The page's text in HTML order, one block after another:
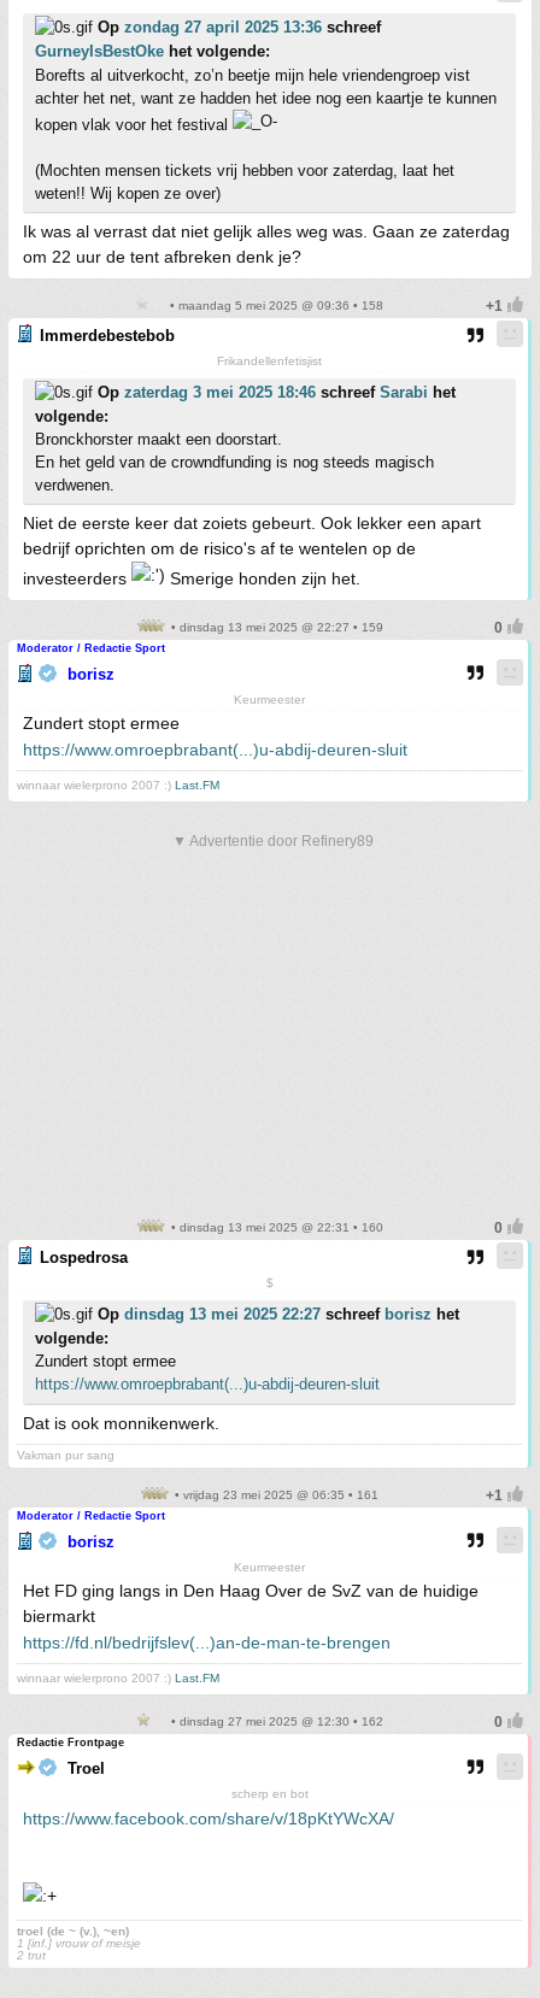
Op zondag 27 april 2025 13:36 schreef
GurneyIsBestOke het volgende:
Borefts al uitverkocht, zo’n beetje mijn hele vriendengroep vist
achter het net, want ze hadden het idee nog een kaartje te kunnen
kopen vlak voor het festival
(Mochten mensen tickets vrij hebben voor zaterdag, laat het
weten!! Wij kopen ze over)
Ik was al verrast dat niet gelijk alles weg was. Gaan ze zaterdag
om 22 uur de tent afbreken denk je?
• maandag 5 mei 2025 @ 09:36 • 158
Immerdebestebob
Frikandellenfetisjist
Op zaterdag 3 mei 2025 18:46 schreef Sarabi het
volgende:
Bronckhorster maakt een doorstart.
En het geld van de crowndfunding is nog steeds magisch
verdwenen.
Niet de eerste keer dat zoiets gebeurt. Ook lekker een apart
bedrijf oprichten om de risico's af te wentelen op de
investeerders
Smerige honden zijn het.
• dinsdag 13 mei 2025 @ 22:27 • 159
Moderator / Redactie Sport
borisz
Keurmeester
Zundert stopt ermee
https://www.omroepbrabant(...)u-abdij-deuren-sluit
winnaar wielerprono 2007 :) Last.FM
▼ Advertentie door Refinery89
• dinsdag 13 mei 2025 @ 22:31 • 160
Lospedrosa
$
Op dinsdag 13 mei 2025 22:27 schreef borisz het
volgende:
Zundert stopt ermee
https://www.omroepbrabant(...)u-abdij-deuren-sluit
Dat is ook monnikenwerk.
Vakman pur sang
• vrijdag 23 mei 2025 @ 06:35 • 161
Moderator / Redactie Sport
borisz
Keurmeester
Het FD ging langs in Den Haag Over de SvZ van de huidige
biermarkt
https://fd.nl/bedrijfslev(...)an-de-man-te-brengen
winnaar wielerprono 2007 :) Last.FM
• dinsdag 27 mei 2025 @ 12:30 • 162
Redactie Frontpage
Troel
scherp en bot
https://www.facebook.com/share/v/18pKtYWcXA/
troel (de ~ (v.), ~en)
1 [inf.] vrouw of meisje
2 trut